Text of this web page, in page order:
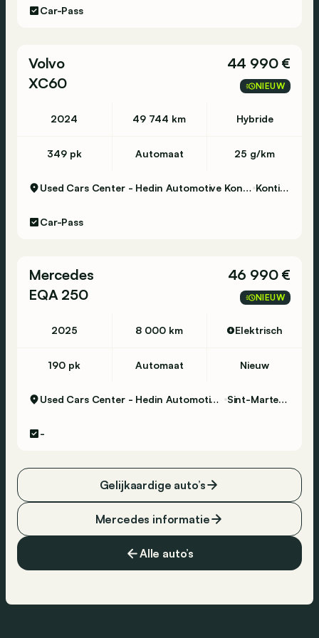
Intérieur
Environnement et consommation
Consommation moyenne de carburant (WLTP):
Émission de CO2 (WLTP): 195 g/km
État technique: bon
Conditions d'intérieur: bon
Garantie
Garantie: Hedin Certified Garantie 12mnd
remorquage
Hedin Certified contrôle en 99 points
Nettoyage intérieur et extérieur - standard
Cet emballage de livraison contient: Hedin
- Mercedes-Benz Certified Livraison BE (aucun
Contrôle technique avant la vente + attache de
Car-Pass
Volvo
XC60
44 990 €
NIEUW
2024 49 744 km Hybride
349 pk Automaat 25 g/km
Used Cars Center - Hedin Automotive Kontich Kontich
Car-Pass
Mercedes
EQA 250
46 990 €
NIEUW
2025 8 000 km Elektrisch
190 pk Automaat Nieuw
Used Cars Center - Hedin Automotive Sint-Martens-Latem Sint-Martens-Latem
-
Alle auto’s
Mercedes informatie
Gelijkaardige auto’s